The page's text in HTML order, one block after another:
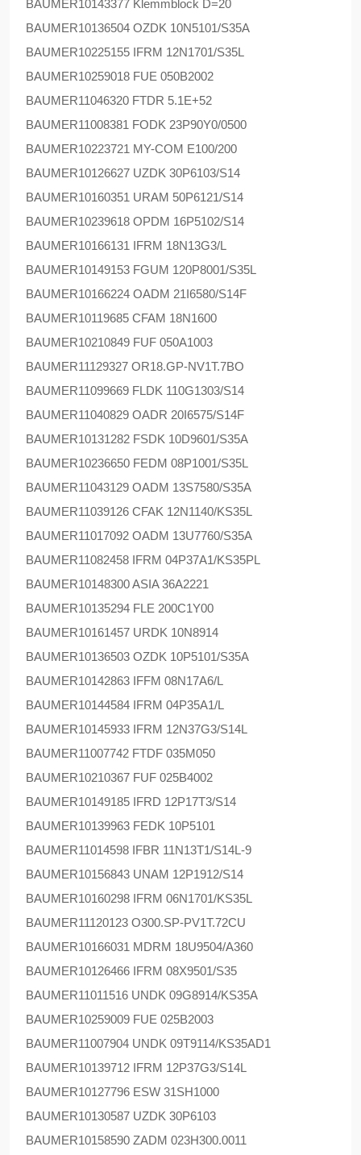
BAUMER10143377 Klemmblock D=20
BAUMER10136504 OZDK 10N5101/S35A
BAUMER10225155 IFRM 12N1701/S35L
BAUMER10259018 FUE 050B2002
BAUMER11046320 FTDR 5.1E+52
BAUMER11008381 FODK 23P90Y0/0500
BAUMER10223721 MY-COM E100/200
BAUMER10126627 UZDK 30P6103/S14
BAUMER10160351 URAM 50P6121/S14
BAUMER10239618 OPDM 16P5102/S14
BAUMER10166131 IFRM 18N13G3/L
BAUMER10149153 FGUM 120P8001/S35L
BAUMER10166224 OADM 21I6580/S14F
BAUMER10119685 CFAM 18N1600
BAUMER10210849 FUF 050A1003
BAUMER11129327 OR18.GP-NV1T.7BO
BAUMER11099669 FLDK 110G1303/S14
BAUMER11040829 OADR 20I6575/S14F
BAUMER10131282 FSDK 10D9601/S35A
BAUMER10236650 FEDM 08P1001/S35L
BAUMER11043129 OADM 13S7580/S35A
BAUMER11039126 CFAK 12N1140/KS35L
BAUMER11017092 OADM 13U7760/S35A
BAUMER11082458 IFRM 04P37A1/KS35PL
BAUMER10148300 ASIA 36A2221
BAUMER10135294 FLE 200C1Y00
BAUMER10161457 URDK 10N8914
BAUMER10136503 OZDK 10P5101/S35A
BAUMER10142863 IFFM 08N17A6/L
BAUMER10144584 IFRM 04P35A1/L
BAUMER10145933 IFRM 12N37G3/S14L
BAUMER11007742 FTDF 035M050
BAUMER10210367 FUF 025B4002
BAUMER10149185 IFRD 12P17T3/S14
BAUMER10139963 FEDK 10P5101
BAUMER11014598 IFBR 11N13T1/S14L-9
BAUMER10156843 UNAM 12P1912/S14
BAUMER10160298 IFRM 06N1701/KS35L
BAUMER11120123 O300.SP-PV1T.72CU
BAUMER10166031 MDRM 18U9504/A360
BAUMER10126466 IFRM 08X9501/S35
BAUMER11011516 UNDK 09G8914/KS35A
BAUMER10259009 FUE 025B2003
BAUMER11007904 UNDK 09T9114/KS35AD1
BAUMER10139712 IFRM 12P37G3/S14L
BAUMER10127796 ESW 31SH1000
BAUMER10130587 UZDK 30P6103
BAUMER10158590 ZADM 023H300.0011